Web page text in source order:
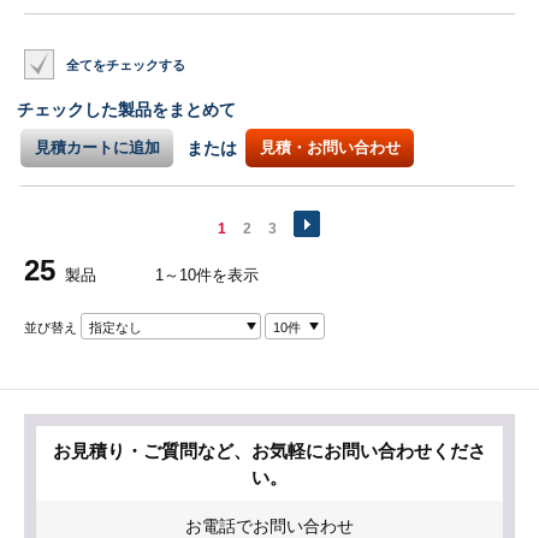
全てをチェックする
チェックした製品をまとめて
見積カートに追加 または 見積・お問い合わせ
1 2 3
25 製品 1～10件を表示
並び替え 指定なし 10件
お見積り・ご質問など、お気軽にお問い合わせくださ
い。
お電話でお問い合わせ